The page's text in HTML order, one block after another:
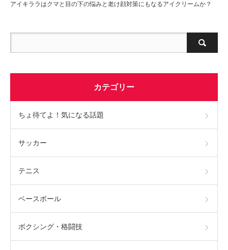
アイキララはクマと目の下の悩みと老け顔対策にもなるアイクリームか？
カテゴリー
ちょ待てよ！気になる話題
サッカー
テニス
ベースボール
ボクシング・格闘技